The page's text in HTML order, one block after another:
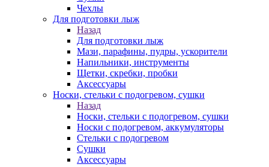
Чехлы
Для подготовки лыж
Назад
Для подготовки лыж
Мази, парафины, пудры, ускорители
Напильники, инструменты
Щетки, скребки, пробки
Аксессуары
Носки, стельки с подогревом, сушки
Назад
Носки, стельки с подогревом, сушки
Носки с подогревом, аккумуляторы
Стельки с подогревом
Сушки
Аксессуары